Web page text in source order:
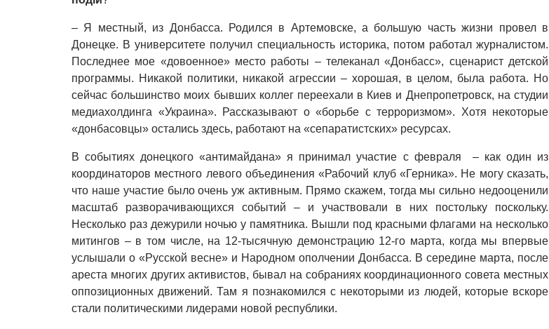
– Я местный, из Донбасса. Родился в Артемовске, а большую часть жизни провел в
Донецке. В университете получил специальность историка, потом работал журналистом.
Последнее мое «довоенное» место работы – телеканал «Донбасс», сценарист детской
программы. Никакой политики, никакой агрессии – хорошая, в целом, была работа. Но
сейчас большинство моих бывших коллег переехали в Киев и Днепропетровск, на студии
медиахолдинга «Украина». Рассказывают о «борьбе с терроризмом». Хотя некоторые
«донбасовцы» остались здесь, работают на «сепаратистских» ресурсах.
В событиях донецкого «антимайдана» я принимал участие с февраля – как один из
координаторов местного левого объединения «Рабочий клуб «Герника». Не могу сказать,
что наше участие было очень уж активным. Прямо скажем, тогда мы сильно недооценили
масштаб разворачивающихся событий – и участвовали в них постольку поскольку.
Несколько раз дежурили ночью у памятника. Вышли под красными флагами на несколько
митингов – в том числе, на 12-тысячную демонстрацию 12-го марта, когда мы впервые
услышали о «Русской весне» и Народном ополчении Донбасса. В середине марта, после
ареста многих других активистов, бывал на собраниях координационного совета местных
оппозиционных движений. Там я познакомился с некоторыми из людей, которые вскоре
стали политическими лидерами новой республики.